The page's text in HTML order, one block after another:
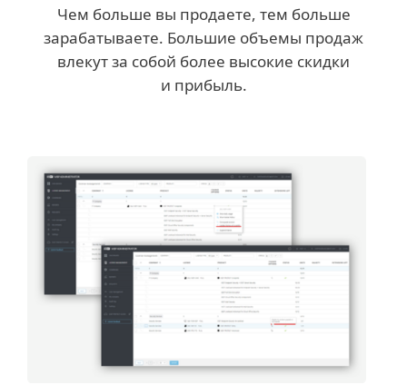
Чем больше вы продаете, тем больше
зарабатываете. Большие объемы продаж
влекут за собой более высокие скидки
и прибыль.